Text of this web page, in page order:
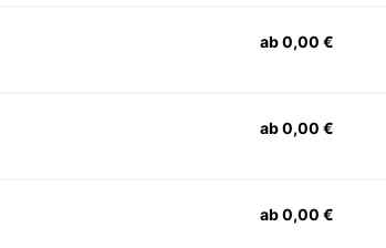
ab 0,00 €
ab 0,00 €
ab 0,00 €